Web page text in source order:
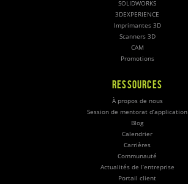
SOLIDWORKS
3DEXPERIENCE
Imprimantes 3D
Scanners 3D
CAM
Promotions
RESSOURCES
À propos de nous
Session de mentorat d’application
Blog
Calendrier
Carrières
Communauté
Actualités de l’entreprise
Portail client